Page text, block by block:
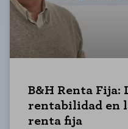
B&H Renta
rentabilidad en
renta fija